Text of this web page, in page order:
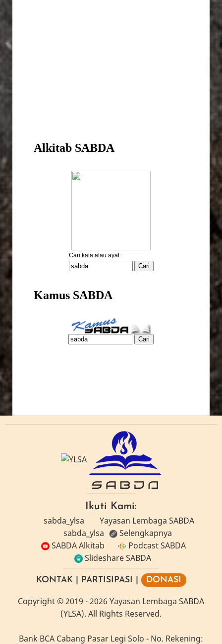
Ikuti Kami:
sabda_ylsa
Yayasan Lembaga SABDA
sabda_ylsa
Selengkapnya
SABDA Alkitab
Podcast SABDA
Slideshare SABDA
KONTAK| PARTISIPASI DONASI
Copyright© 2019 -2026 Yayasan Lembaga SABDA
(YLSA). All Rights Reserved.
Bank BCA Cabang Pasar Legi Solo - No. Rekening: